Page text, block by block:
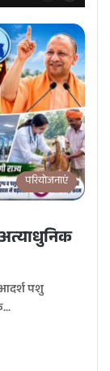
pagepage
परियोजनाएं
आदर्श पशु